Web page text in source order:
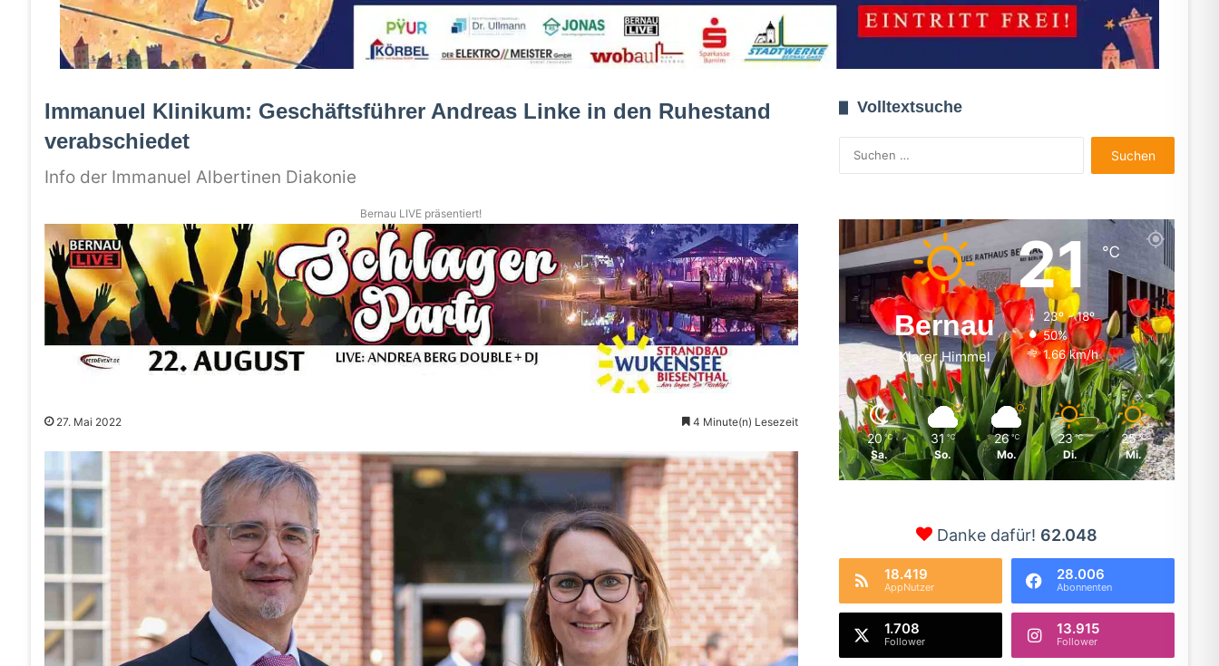
Immanuel Klinikum: Geschäftsführer Andreas Linke in den Ruhestand
verabschiedet
Info der Immanuel Albertinen Diakonie
Bernau LIVE präsentiert!
27. Mai 2022 4 Minute(n) Lesezeit
Volltextsuche
nach:
Bernau
Klarer Himmel
21℃
23º - 18º
50%
1.66 km/h
20 ℃
Sa.
31 ℃
So.
26 ℃
Mo.
23 ℃
Di.
25 ℃
Mi.
Danke dafür! 62.048
18.419
AppNutzer
28.006
Abonnenten
1.708
Follower
13.915
Follower